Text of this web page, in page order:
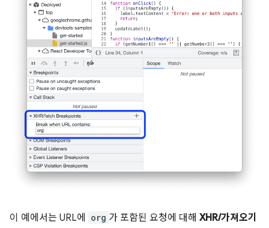
이 예에서는 URL에 org 가 포함된 요청에 대해 XHR/가져오기